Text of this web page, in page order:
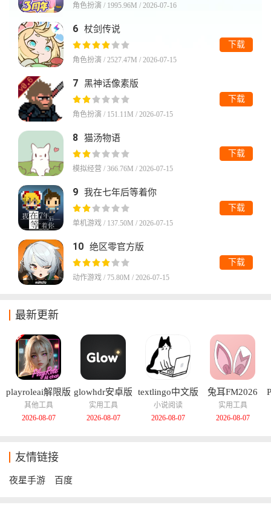
角色扮演 / 1995.96M / 2026-07-16
6 杖剑传说
角色扮演 / 2527.47M / 2026-07-15
下载
7 黑神话像素版
角色扮演 / 151.11M / 2026-07-15
下载
8 猫汤物语
模拟经营 / 366.76M / 2026-07-15
下载
9 我在七年后等着你
单机游戏 / 137.50M / 2026-07-15
下载
10 绝区零官方版
动作游戏 / 75.80M / 2026-07-15
下载
最新更新
playroleai解限版
其他工具
2026-08-07
glowhdr安卓版
实用工具
2026-08-07
textlingo中文版
小说阅读
2026-08-07
兔耳FM2026
实用工具
2026-08-07
友情链接
夜星手游 百度